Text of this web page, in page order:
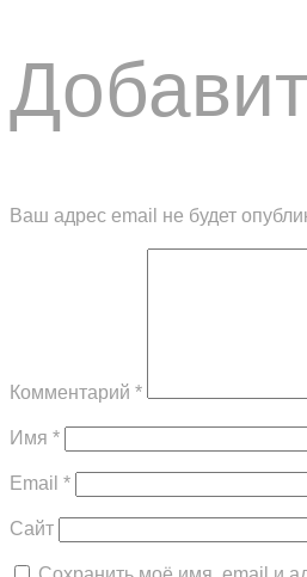
Ваш адрес email не будет
Комментарий *
Имя *
Email *
Сайт